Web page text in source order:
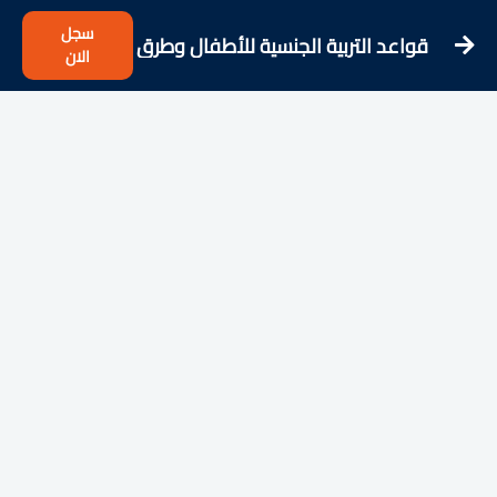
قواعد التربية الجنسية للأطفال وطرق
التوعية
سجل
الان